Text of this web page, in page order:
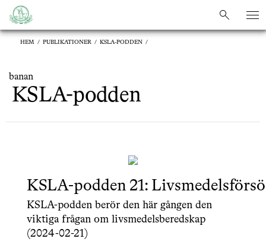
sök
sök
HEM / PUBLIKATIONER / KSLA-PODDEN /
banan
KSLA-podden
KSLA-podden 21:
KSLA-podden berör den här gången den
viktiga frågan om livsmedelsberedskap
(2024-02-21)